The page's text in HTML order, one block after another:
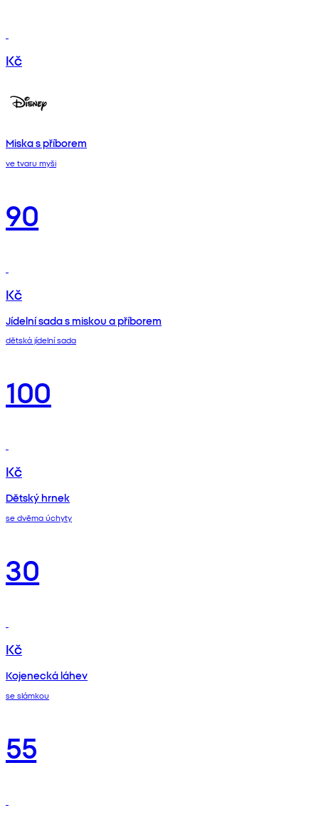
Kč
Miska s příborem
ve tvaru myši
90
Kč
Jídelní sada s miskou a příborem
dětská jídelní sada
100
Kč
Dětský hrnek
se dvěma úchyty
30
Kč
Kojenecká láhev
se slámkou
55